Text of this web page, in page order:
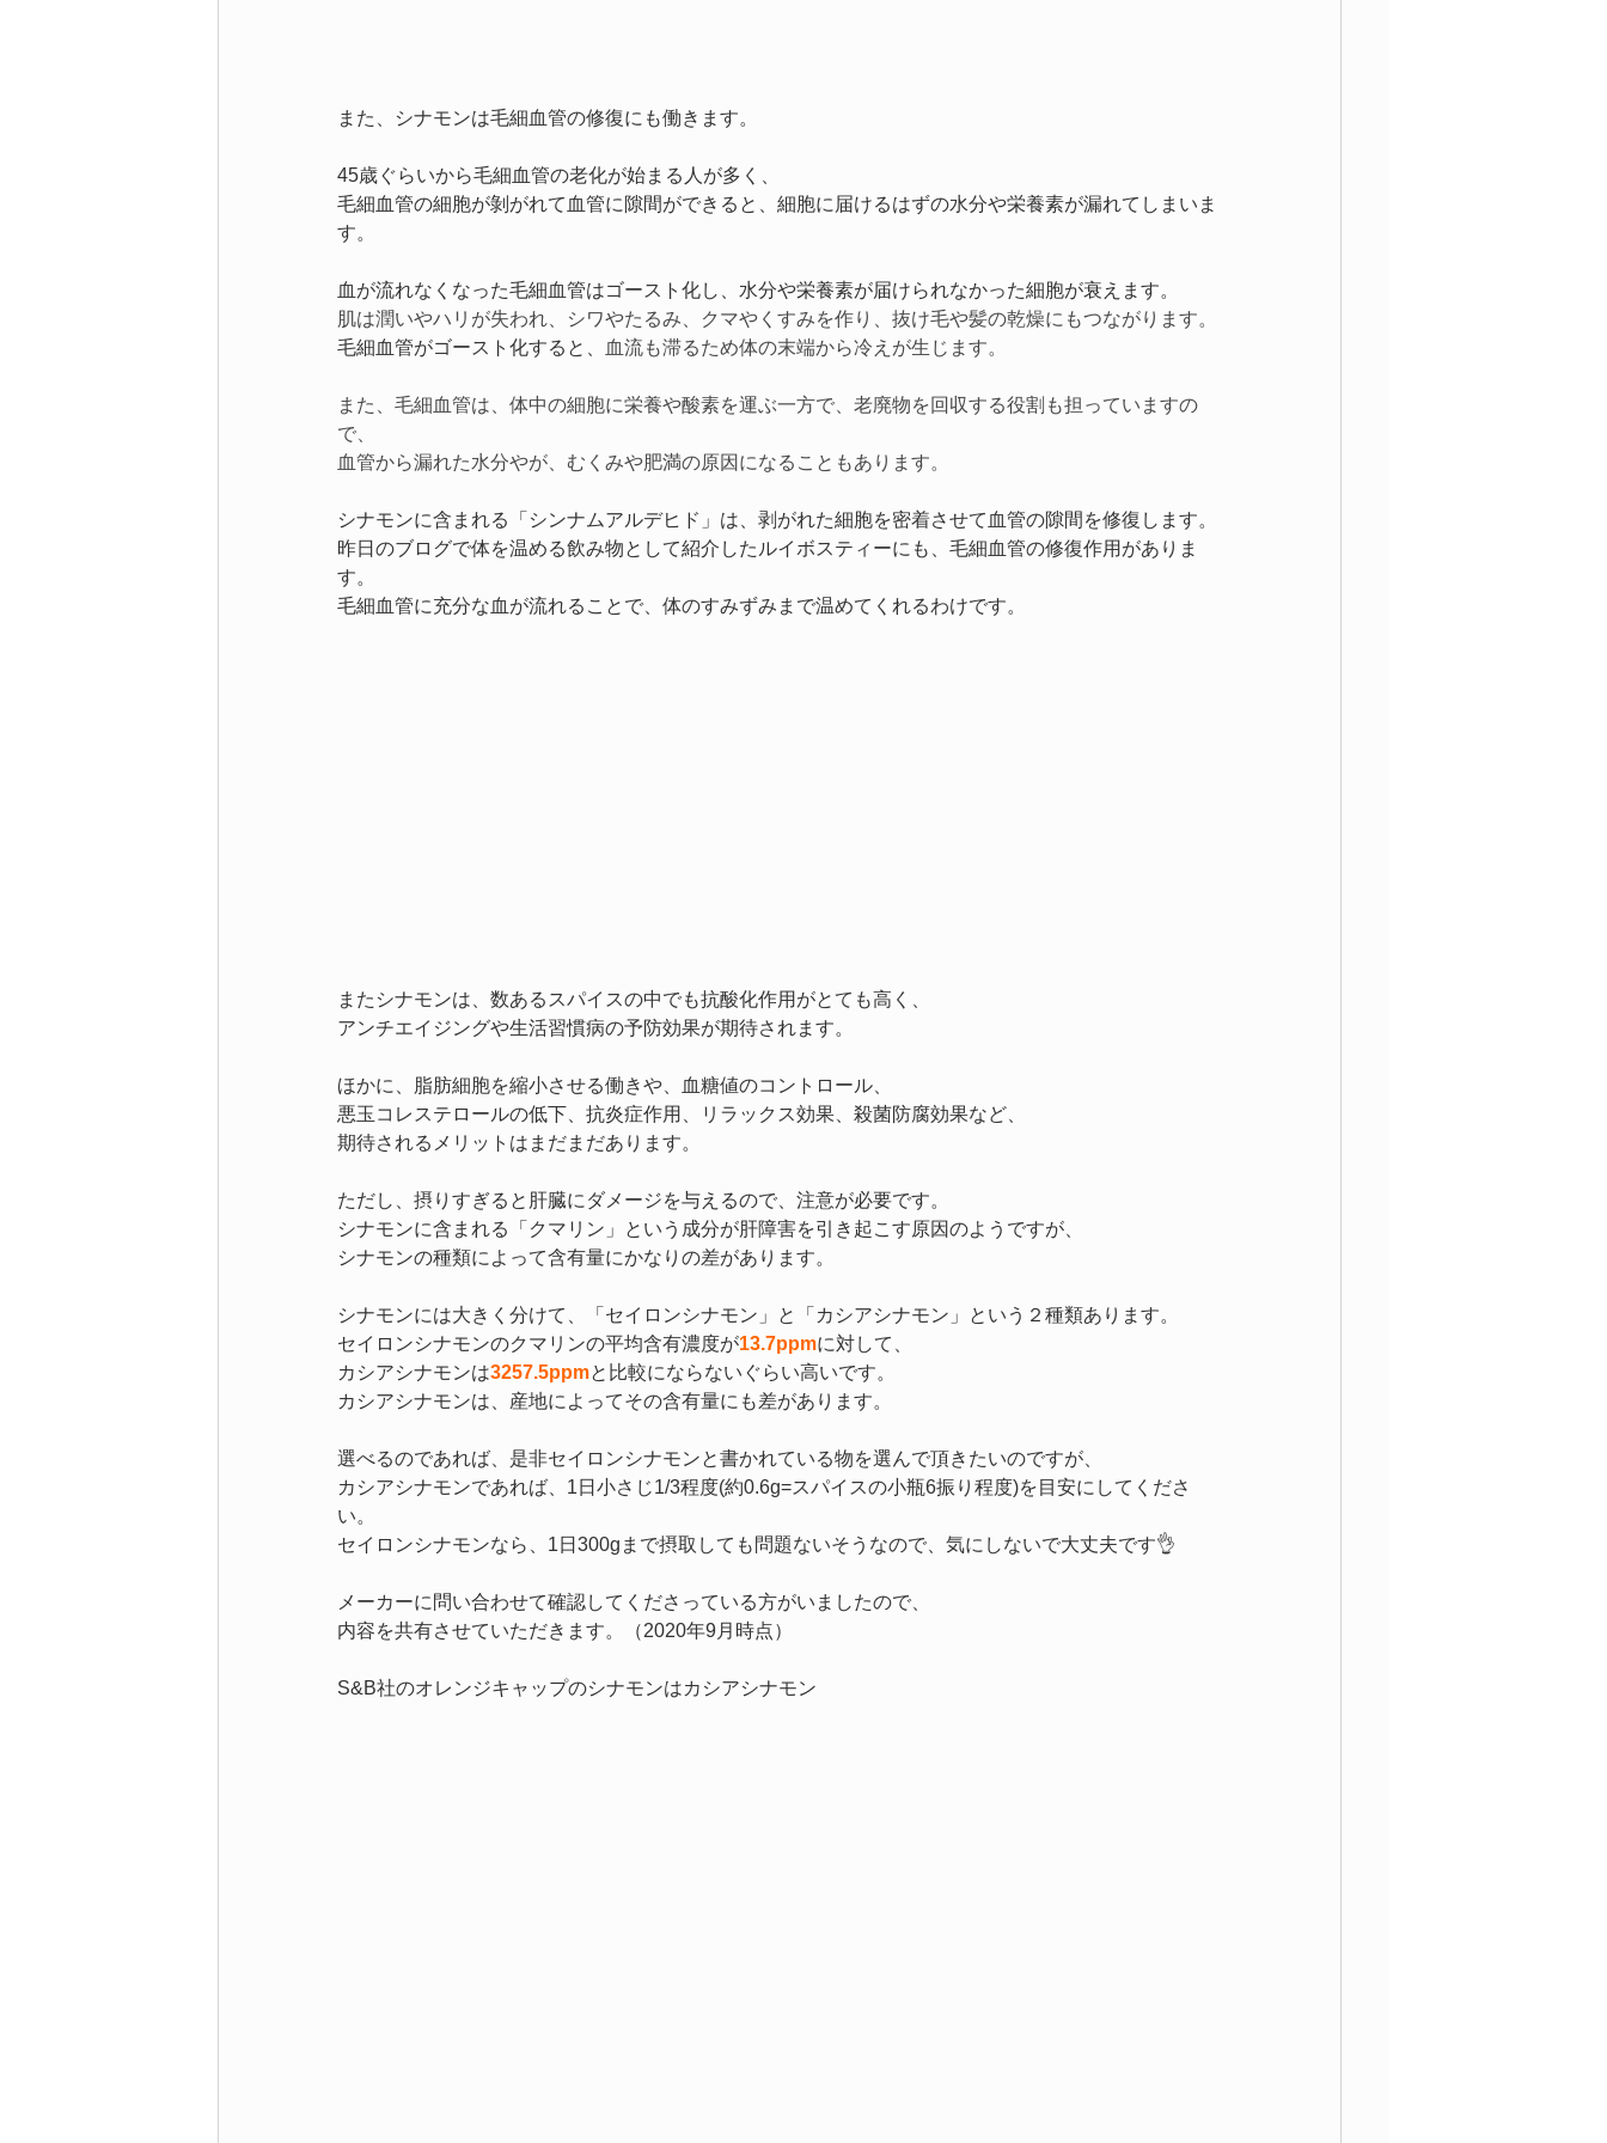
また、シナモンは毛細血管の修復にも働きます。
45歳ぐらいから毛細血管の老化が始まる人が多く、
毛細血管の細胞が剝がれて血管に隙間ができると、細胞に届けるはずの水分や栄養素が漏れてしまいま
す。
血が流れなくなった毛細血管はゴースト化し、水分や栄養素が届けられなかった細胞が衰えます。
肌は潤いやハリが失われ、シワやたるみ、クマやくすみを作り、抜け毛や髪の乾燥にもつながります。
毛細血管がゴースト化すると、
血流も滞るため体の末端から冷えが生じます。
また、毛細血管は、体中の細胞に栄養や酸素を運ぶ一方で、老廃物を回収する役割も担っていますの
で、
血管から漏れた水分やが、むくみや肥満の原因になることもあります。
シナモンに含まれる「シンナムアルデヒド」は、剥がれた細胞を密着させて血管の隙間を修復します。
昨日のブログで体を温める飲み物として紹介したルイボスティーにも、毛細血管の修復作用がありま
す。
毛細血管に充分な血が流れることで、体のすみずみまで温めてくれるわけです。
またシナモンは、数あるスパイスの中でも抗酸化作用がとても高く、
アンチエイジングや生活習慣病の予防効果が期待されます。
ほかに、脂肪細胞を縮小させる働きや、血糖値のコントロール、
悪玉コレステロールの低下、抗炎症作用、
リラックス効果、殺菌防腐効果など、
期待されるメリットはまだまだあります。
ただし、摂りすぎると肝臓にダメージを与えるので、注意が必要です。
シナモンに含まれる「クマリン」という成分が肝障害を引き起こす原因のようですが、
シナモンの種類によって含有量にかなりの差があります。
シナモンには大きく分けて、「セイロンシナモン」と「カシアシナモン」という２種類あります。
セイロンシナモンのクマリンの平均含有濃度が13.7ppmに対して、
カシアシナモンは3257.5ppmと比較にならないぐらい高いです。
カシアシナモンは、産地によってその含有量にも差があります。
選べるのであれば、是非セイロンシナモンと書かれている物を選んで頂きたいのですが、
カシアシナモンであれば、1日小さじ1/3程度(約0.6g=スパイスの小瓶6振り程度)を目安にしてくださ
い。
セイロンシナモンなら、1日300gまで摂取しても問題ないそうなので、気にしないで大丈夫です👌
メーカーに問い合わせて確認してくださっている方がいましたので、
内容を共有させていただきます。（2020年9月時点）
S&B社のオレンジキャップのシナモンはカシアシナモン